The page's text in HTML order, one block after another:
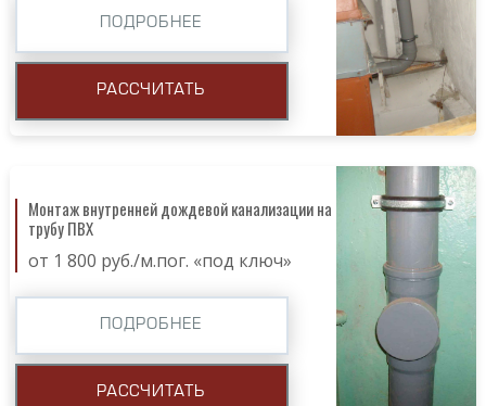
ПОДРОБНЕЕ
РАССЧИТАТЬ
Монтаж внутренней дождевой канализации на
трубу ПВХ
от 1 800 руб./м.пог. «под ключ»
ПОДРОБНЕЕ
РАССЧИТАТЬ